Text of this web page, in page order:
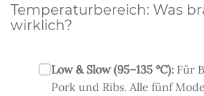
Temperaturbereich: Was
wirklich?
Low & Slow (95–135 °C): Für
Pork und Ribs. Alle fünf